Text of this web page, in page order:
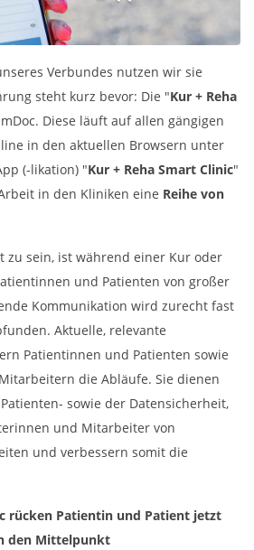
Verbundes nutzen wir sie
steht kurz bevor: Die "Kur + Reha
Diese läuft auf allen gängigen
in den aktuellen Browsern unter
(-likation) "Kur + Reha Smart Clinic"
in den Kliniken eine Reihe von
zu sein, ist während einer Kur oder
und Patienten von großer
Kommunikation wird zurecht fast
Aktuelle, relevante
Patientinnen und Patienten sowie
die Abläufe. Sie dienen
sowie der Datensicherheit,
und Mitarbeiter von
und verbessern somit die
rücken Patientin und Patient jetzt
den Mittelpunkt